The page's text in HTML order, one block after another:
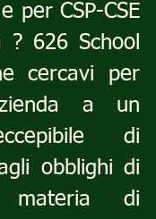
per CSP-CSE
? 626 School
cercavi per
a un
di
obblighi di
di